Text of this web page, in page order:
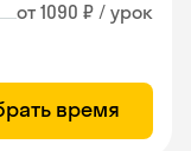
от 1090 ₽ / урок
время